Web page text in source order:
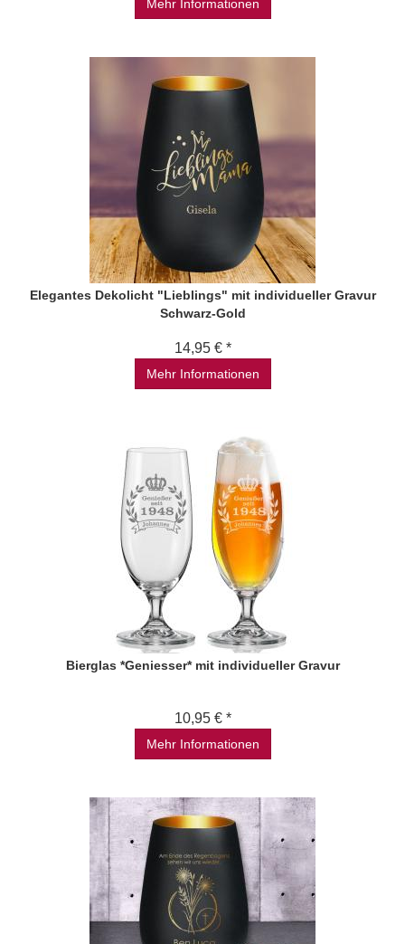
Mehr Informationen
Elegantes Dekolicht "Lieblings" mit individueller Gravur
Schwarz-Gold
14,95 € *
Mehr Informationen
Bierglas *Geniesser* mit individueller Gravur
10,95 € *
Mehr Informationen